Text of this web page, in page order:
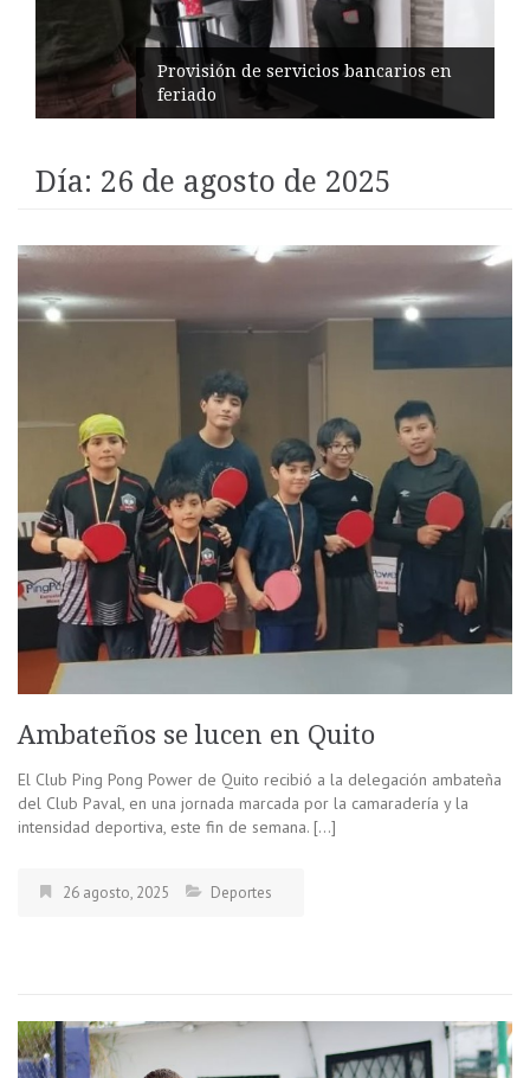
Pinllo con obras viales y atención a
niñez
Día: 26 de agosto de 2025
Ambateños se lucen en Quito
El Club Ping Pong Power de Quito recibió a la delegación ambateña
del Club Paval, en una jornada marcada por la camaradería y la
intensidad deportiva, este fin de semana. […]
26 agosto, 2025 Deportes